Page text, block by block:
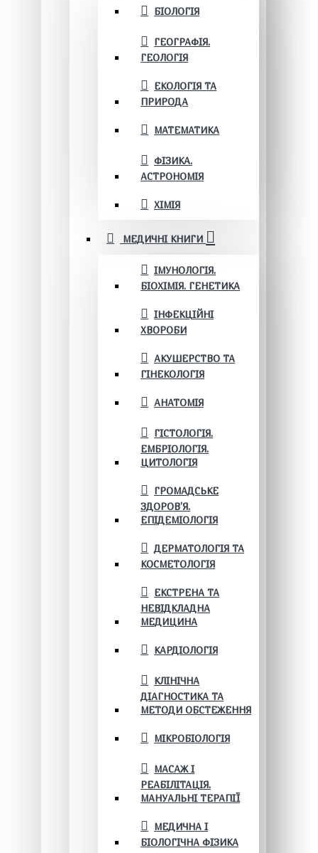
БІОЛОГІЯ
ГЕОГРАФІЯ.
ГЕОЛОГІЯ
ЕКОЛОГІЯ ТА
ПРИРОДА
МАТЕМАТИКА
ФІЗИКА.
АСТРОНОМІЯ
ХІМІЯ
МЕДИЧНІ КНИГИ
ІМУНОЛОГІЯ.
БІОХІМІЯ. ГЕНЕТИКА
ІНФЕКЦІЙНІ
ХВОРОБИ
АКУШЕРСТВО ТА
ГІНЕКОЛОГІЯ
АНАТОМІЯ
ГІСТОЛОГІЯ.
ЕМБРІОЛОГІЯ.
ЦИТОЛОГІЯ
ГРОМАДСЬКЕ
ЗДОРОВ’Я.
ЕПІДЕМІОЛОГІЯ
ДЕРМАТОЛОГІЯ ТА
КОСМЕТОЛОГІЯ
ЕКСТРЕНА ТА
НЕВІДКЛАДНА
МЕДИЦИНА
КАРДІОЛОГІЯ
КЛІНІЧНА
ДІАГНОСТИКА ТА
МЕТОДИ ОБСТЕЖЕННЯ
МІКРОБІОЛОГІЯ
МАСАЖ І
РЕАБІЛІТАЦІЯ.
МАНУАЛЬНІ ТЕРАПІЇ
МЕДИЧНА І
БІОЛОГІЧНА ФІЗИКА